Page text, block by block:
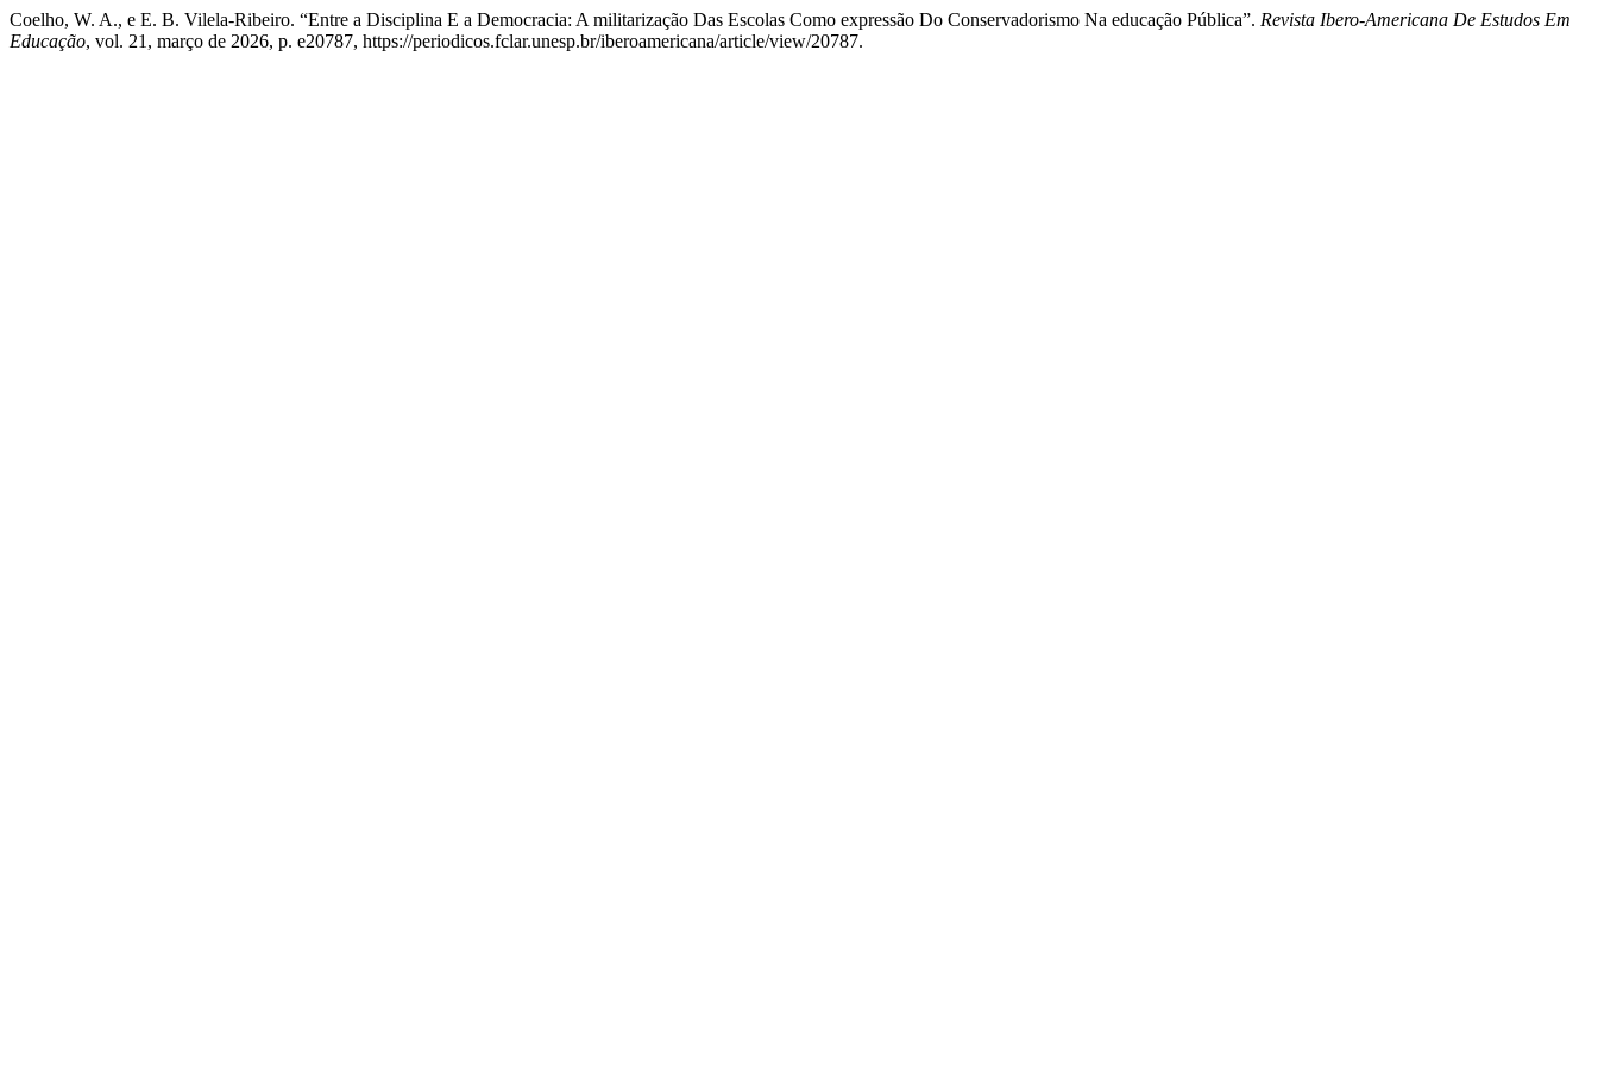
Coelho, W. A., e E. B. Vilela-Ribeiro. “Entre a Disciplina E a Democracia: A militarização Das Escolas Como expressão Do Conservadorismo Na educação Pública”. Revista Ibero-Americana De Estudos Em
Educação, vol. 21, março de 2026, p. e20787, https://periodicos.fclar.unesp.br/iberoamericana/article/view/20787.